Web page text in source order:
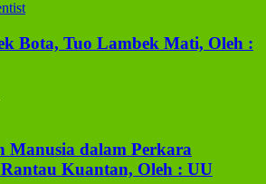
Bota, Tuo Lambek Mati, Oleh :
Manusia dalam Perkara
Kuantan, Oleh : UU